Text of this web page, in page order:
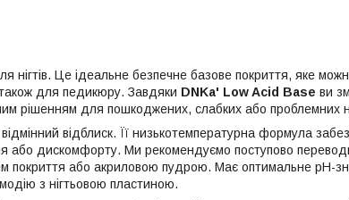
нігтів. Це ідеальне безпечне базове покриття, яке
також для педикюру. Завдяки DNKa' Low Acid Base ви
рішенням для пошкоджених, слабких або проблемних
відблиск. Її низькотемпературна формула
або дискомфорту. Ми рекомендуємо поступово
покриття або акриловою пудрою. Має оптимальне pH-
з нігтьовою пластиною.